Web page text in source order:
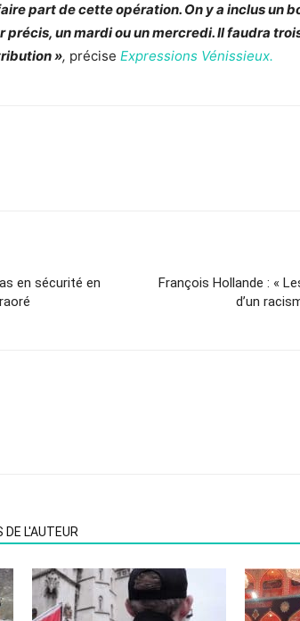
part de cette opération. On y a inclus un
précis, un mardi ou un mercredi. Il faudra
», précise Expressions Vénissieux.
en sécurité en
François Hollande : «
d’un
DE L'AUTEUR